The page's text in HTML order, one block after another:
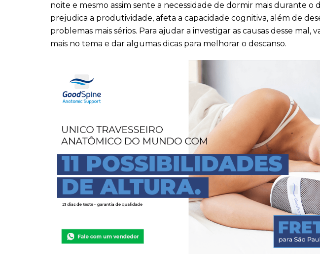
noite e mesmo assim sente a necessidade de dormir mais durante o
prejudica a produtividade, afeta a capacidade cognitiva, além de
problemas mais sérios. Para ajudar a investigar as causas desse mal,
mais no tema e dar algumas dicas para melhorar o descanso.